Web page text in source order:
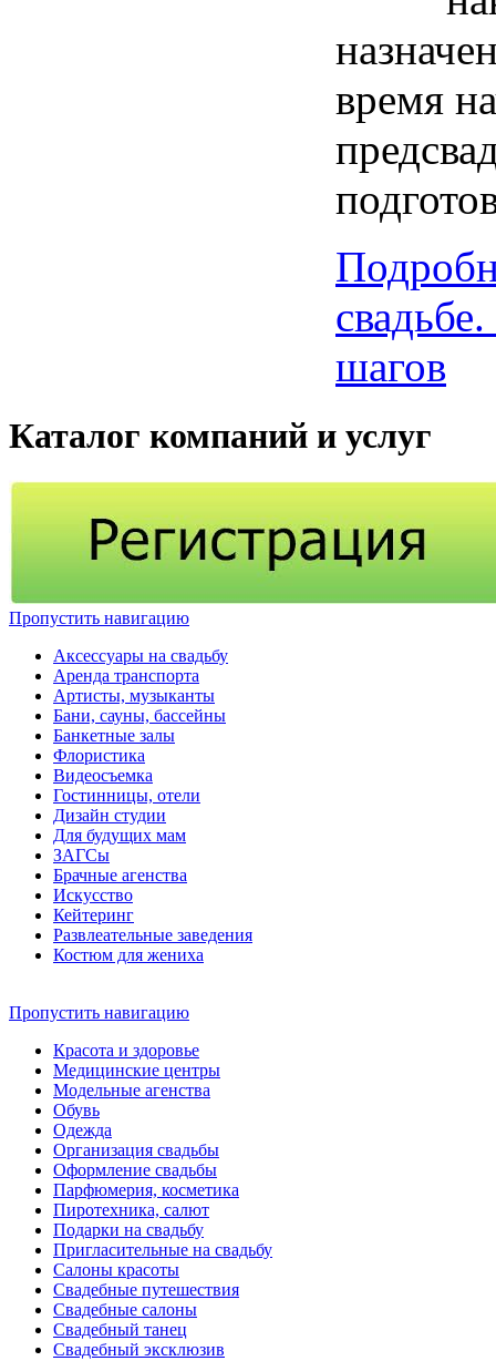
время
шагов
Каталог компаний и услуг
Пропустить навигацию
Аксессуары на свадьбу
Аренда транспорта
Артисты, музыканты
Бани, сауны, бассейны
Банкетные залы
Флористика
Видеосъемка
Гостинницы, отели
Дизайн студии
Для будущих мам
ЗАГСы
Брачные агенства
Искусство
Кейтеринг
Развлеательные заведения
Костюм для жениха
Пропустить навигацию
Красота и здоровье
Медицинские центры
Модельные агенства
Обувь
Одежда
Организация свадьбы
Оформление свадьбы
Парфюмерия, косметика
Пиротехника, салют
Подарки на свадьбу
Пригласительные на свадьбу
Салоны красоты
Свадебные путешествия
Свадебные салоны
Свадебный танец
Свадебный эксклюзив